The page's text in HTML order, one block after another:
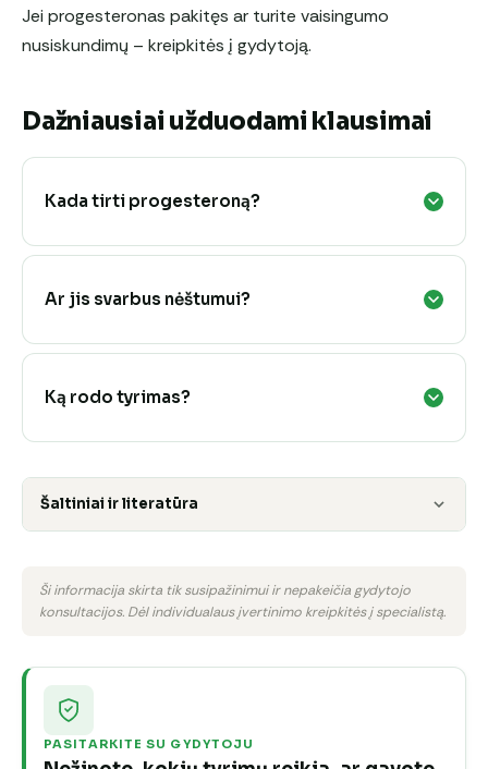
Jei progesteronas pakitęs ar turite vaisingumo
nusiskundimų – kreipkitės į gydytoją.
Dažniausiai užduodami klausimai
Kada tirti progesteroną?
Ar jis svarbus nėštumui?
Ką rodo tyrimas?
Šaltiniai ir literatūra
Ši informacija skirta tik susipažinimui ir nepakeičia gydytojo
konsultacijos. Dėl individualaus įvertinimo kreipkitės į specialistą.
PASITARKITE SU GYDYTOJU